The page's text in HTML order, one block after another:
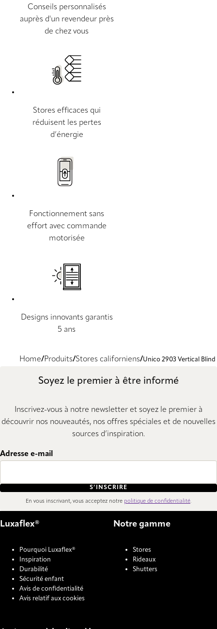
Conseils personnalisés
auprès d'un revendeur près
de chez vous
Stores efficaces qui
réduisent les pertes
d’énergie
Fonctionnement sans
effort avec commande
motorisée
Designs innovants garantis
5 ans
Home Produits Stores californiens Unico 2903 Vertical Blind
Soyez le premier à être informé
Inscrivez-vous à notre newsletter et soyez le premier à
découvrir nos nouveautés, nos offres spéciales et de nouvelles
sources d’inspiration.
Adresse e-mail
S’INSCRIRE
En vous inscrivant, vous acceptez notre politique de confidentialité.
Luxaflex®
Pourquoi Luxaflex®
Inspiration
Durabilité
Sécurité enfant
Avis de confidentialité
Avis relatif aux cookies
Notre gamme
Stores
Rideaux
Shutters